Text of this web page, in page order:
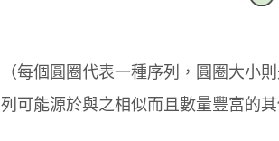
（每個圓圈代表一種序列，圓圈大小
列可能源於與之相似而且數量豐富的其